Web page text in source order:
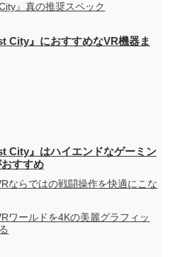
』真の推奨スペック
City』におすすめなVR機器ま
City』はハイエンドなゲーミン
すすめ
ならではの戦闘操作を快適にこな
ワールドを4Kの美麗グラフィッ